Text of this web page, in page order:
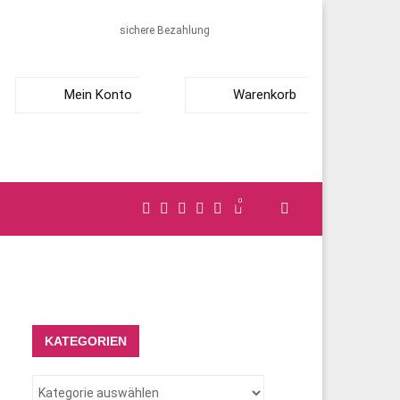
sichere Bezahlung
Mein Konto Warenkorb
0
KATEGORIEN